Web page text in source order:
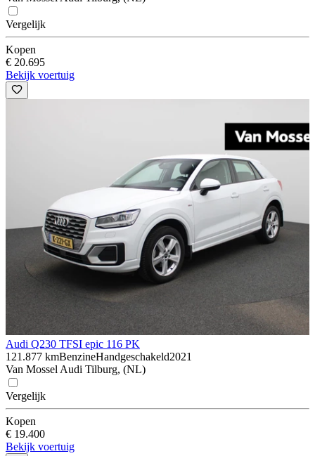
Vergelijk
Kopen
€ 20.695
Bekijk voertuig
Audi Q230 TFSI epic 116 PK
121.877 kmBenzineHandgeschakeld2021
Van Mossel Audi Tilburg, (NL)
Vergelijk
Kopen
€ 19.400
Bekijk voertuig